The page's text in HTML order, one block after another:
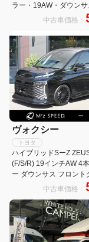
ラー・19AW・ダウン
ディスプレイオーディ
CD/DVD・快適P・
ライビングサポートP
中古車価格：
ヴォクシー
トヨタ
ハイブリッドSーZ
(F/S/R) 19インチAW 4
ー ダウンサス フロント
ッシュ 10.5インチDA
パノラミックビュー
中古車価格：